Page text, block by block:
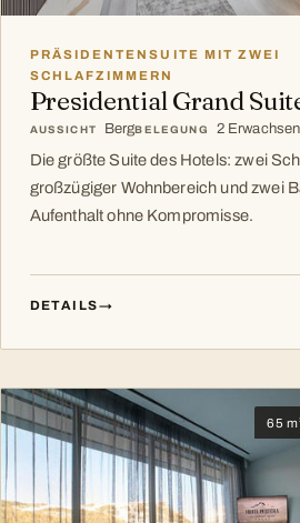
PRÄSIDENTENSUITE MIT ZWEI
SCHLAFZIMMERN
Presidential Grand
AUSSICHT BergBELEGUNG 2
Die größte Suite des Hotels: zwei
großzügiger Wohnbereich und zwei
Aufenthalt ohne Kompromisse.
DETAILS→
65